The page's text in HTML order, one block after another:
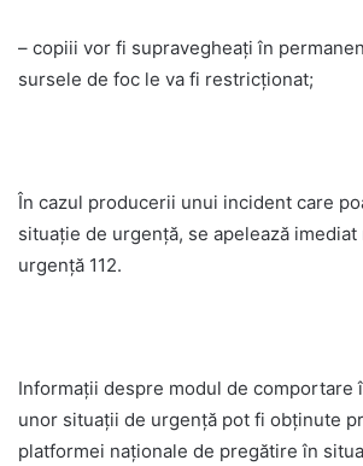
– copiii vor fi supravegheați în
sursele de foc le va fi restricționat;
În cazul producerii unui incident care
situație de urgență, se apelează
urgență 112.
Informații despre modul de comportare
unor situații de urgență pot fi obținute
platformei naționale de pregătire în